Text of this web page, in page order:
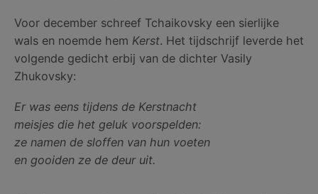
Voor december schreef Tchaikovsky een sierlijke
wals en noemde hem Kerst. Het tijdschrijf leverde het
volgende gedicht erbij van de dichter Vasily
Zhukovsky:
Er was eens tijdens de Kerstnacht
meisjes die het geluk voorspelden:
ze namen de sloffen van hun voeten
en gooiden ze de deur uit.